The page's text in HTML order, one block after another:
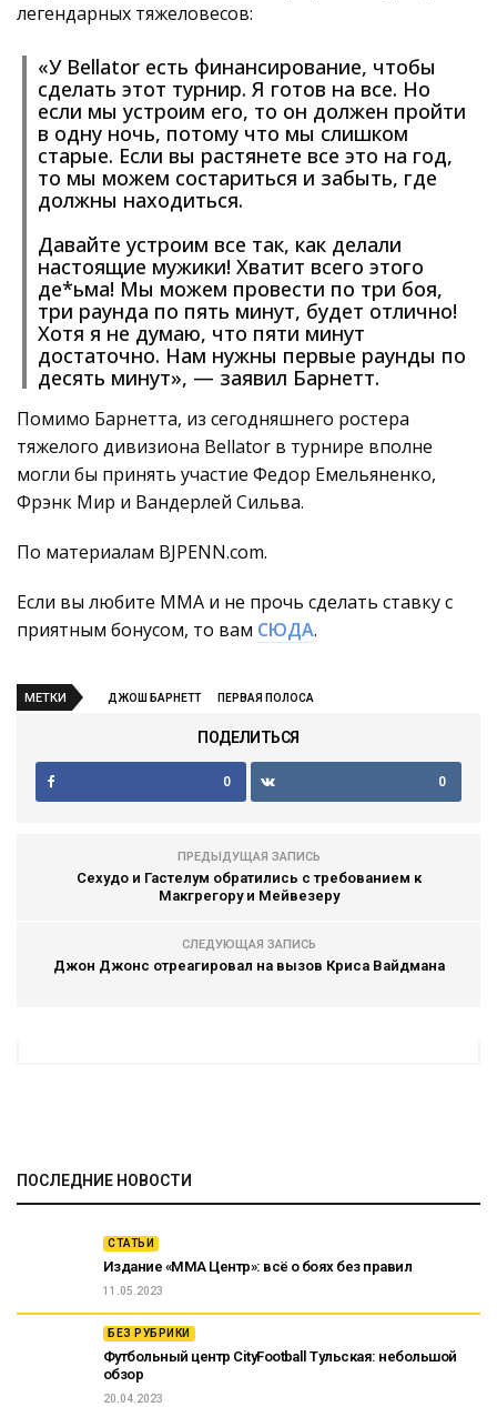
легендарных тяжеловесов:
«У Bellator есть финансирование, чтобы
сделать этот турнир. Я готов на все. Но
если мы устроим его, то он должен пройти
в одну ночь, потому что мы слишком
старые. Если вы растянете все это на год,
то мы можем состариться и забыть, где
должны находиться.
Давайте устроим все так, как делали
настоящие мужики! Хватит всего этого
де*ьма! Мы можем провести по три боя,
три раунда по пять минут, будет отлично!
Хотя я не думаю, что пяти минут
достаточно. Нам нужны первые раунды по
десять минут», — заявил Барнетт.
Помимо Барнетта, из сегодняшнего ростера
тяжелого дивизиона Bellator в турнире вполне
могли бы принять участие Федор Емельяненко,
Фрэнк Мир и Вандерлей Сильва.
По материалам BJPENN.com.
Если вы любите ММА и не прочь сделать ставку с
приятным бонусом, то вам СЮДА.
МЕТКИ ДЖОШ БАРНЕТТ ПЕРВАЯ ПОЛОСА
ПОДЕЛИТЬСЯ
0 0
ПРЕДЫДУЩАЯ ЗАПИСЬ
Сехудо и Гастелум обратились с требованием к
Макгрегору и Мейвезеру
СЛЕДУЮЩАЯ ЗАПИСЬ
Джон Джонс отреагировал на вызов Криса Вайдмана
ПОСЛЕДНИЕ НОВОСТИ
СТАТЬИ
Издание «ММА Центр»: всё о боях без правил
11.05.2023
БЕЗ РУБРИКИ
Футбольный центр CityFootball Тульская: небольшой
обзор
20.04.2023